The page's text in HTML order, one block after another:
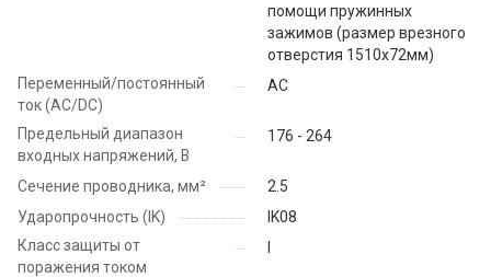
помощи пружинных
зажимов (размер врезного
отверстия 1510х72мм)
Переменный/постоянный
ток (AC/DC)
AC
Предельный диапазон
входных напряжений, В
176 - 264
Сечение проводника, мм²
2.5
Ударопрочность (IK)
IK08
Класс защиты от
поражения током